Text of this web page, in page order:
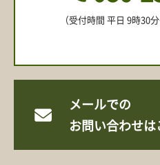
（受付時間 平日 9時30
メールでの
お問い合わせは